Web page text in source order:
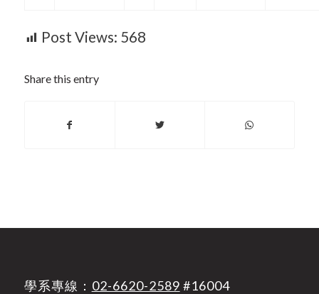
Post Views: 568
Share this entry
學系專線： 02-6620-2589 #16004